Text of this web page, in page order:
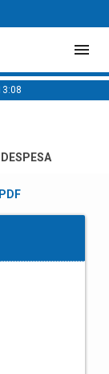
PDF